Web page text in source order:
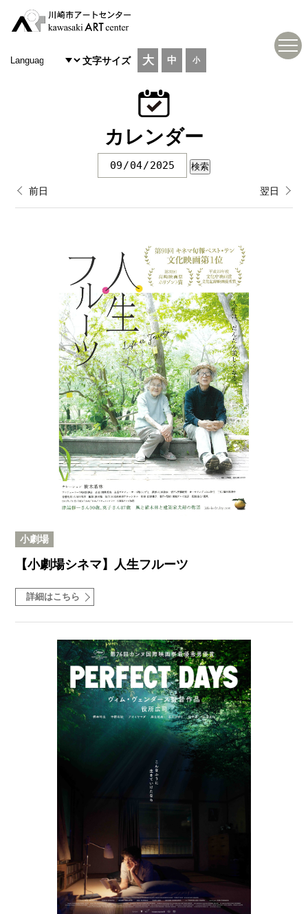
文字サイズ 大 中 小
カレンダー
前日 翌日
小劇場
【小劇場シネマ】人生フルーツ
詳細はこちら